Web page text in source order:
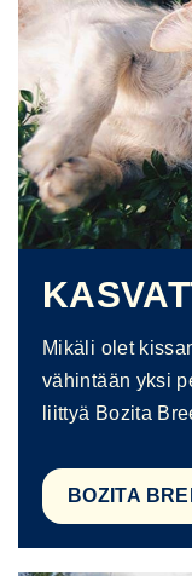
Mikäli olet
vähintään yksi
liittyä Bozita
BOZITA